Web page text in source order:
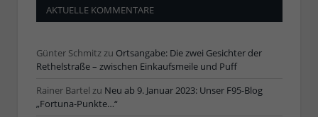
AKTUELLE KOMMENTARE
Günter Schmitzzu Ortsangabe: Die zwei Gesichter der
Rethelstraße – zwischen Einkaufsmeile und Puff
Rainer Bartel zu Neu ab 9. Januar 2023: Unser F95-Blog
„Fortuna-Punkte…“